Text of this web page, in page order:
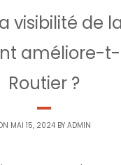
visibilité de
améliore-
Routier ?
MAI 15, 2024 BYADMIN